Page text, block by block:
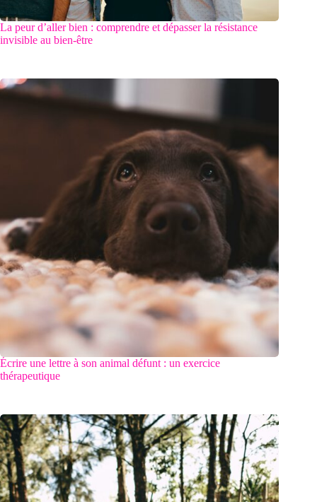
La peur d’aller bien : comprendre et dépasser la résistance
invisible au bien-être
Écrire une lettre à son animal défunt : un exercice
thérapeutique